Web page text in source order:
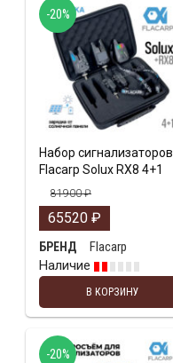
Набор сигнализаторов
Flacarp Solux RX8 4+1
81900₽
65520 ₽
БРЕНД
Flacarp
Наличие
В КОРЗИНУ
-20%
-20%